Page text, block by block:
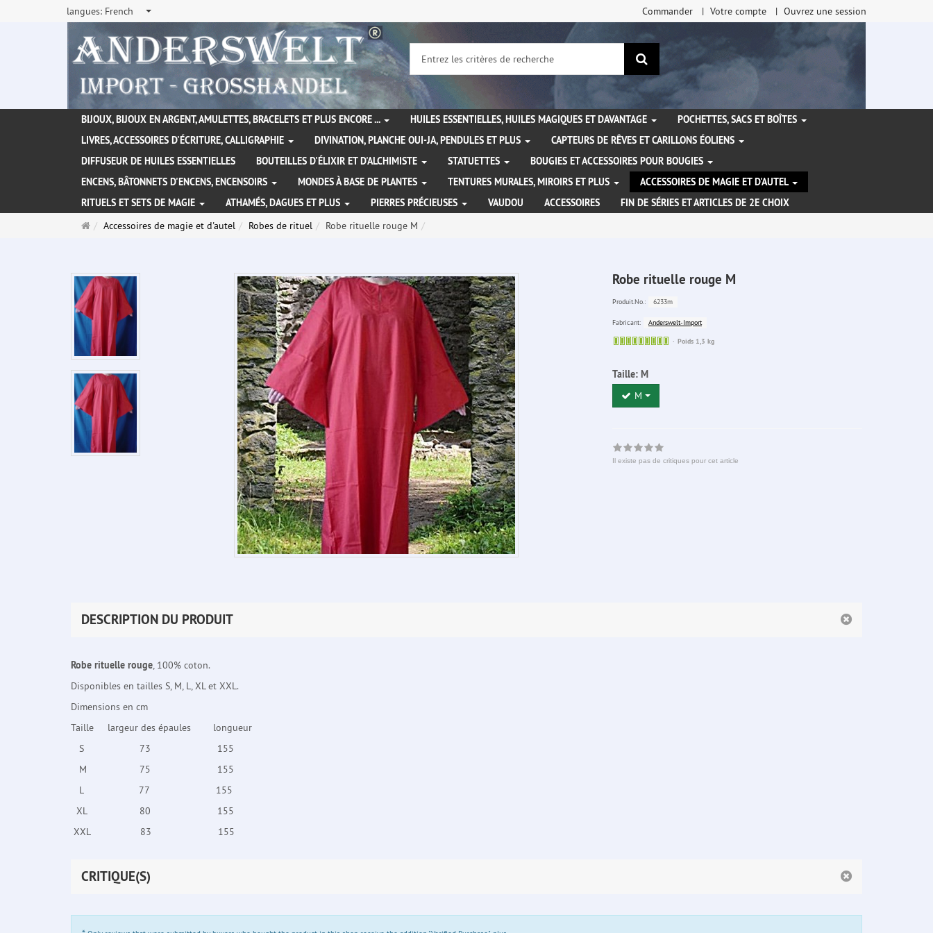
langues: French Commander Votre compte Ouvrez une session
Rechercher
BIJOUX, BIJOUX EN ARGENT, AMULETTES, BRACELETS ET PLUS ENCORE ... HUILES ESSENTIELLES, HUILES MAGIQUES ET DAVANTAGE
POCHETTES, SACS ET BOÎTES
LIVRES, ACCESSOIRES D'ÉCRITURE, CALLIGRAPHIE
DIVINATION, PLANCHE OUI-JA, PENDULES ET PLUS
CAPTEURS DE RÊVES ET CARILLONS ÉOLIENS
DIFFUSEUR DE HUILES ESSENTIELLES
BOUTEILLES D'ÉLIXIR ET D'ALCHIMISTE STATUETTES
BOUGIES ET ACCESSOIRES POUR BOUGIES
ENCENS, BÂTONNETS D'ENCENS, ENCENSOIRS
MONDES À BASE DE PLANTES TENTURES MURALES, MIROIRS ET PLUS
ACCESSOIRES DE MAGIE ET D'AUTEL
RITUELS ET SETS DE MAGIE
ATHAMÉS, DAGUES ET PLUS PIERRES PRÉCIEUSES VAUDOU ACCESSOIRES
FIN DE SÉRIES ET ARTICLES DE 2E CHOIX
PageAccessoires de magie et d'autel Robes de rituel Robe rituelle rouge M
Robe rituelle rouge M
Produit.No.: 6233m
Fabricant:
Anderswelt-Import
Sofort
Poids 1,3 kg
Taille: M
M
Il existe pas de critiques pour cet article
DESCRIPTION DU PRODUIT
Robe rituelle rouge, 100% coton.
Disponibles en tailles S, M, L, XL et XXL.
Dimensions en cm
Taille largeur des épaules longueur
S 73 155
M 75 155
L 77 155
XL 80 155
XXL 83 155
CRITIQUE(S)